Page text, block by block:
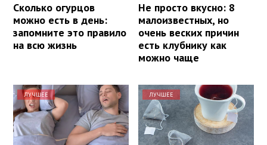
Сколько огурцов
можно есть в день:
запомните это правило
на всю жизнь
Не просто вкусно: 8
малоизвестных, но
очень веских причин
есть клубнику как
можно чаще
ЛУЧШЕЕ ЛУЧШЕЕ